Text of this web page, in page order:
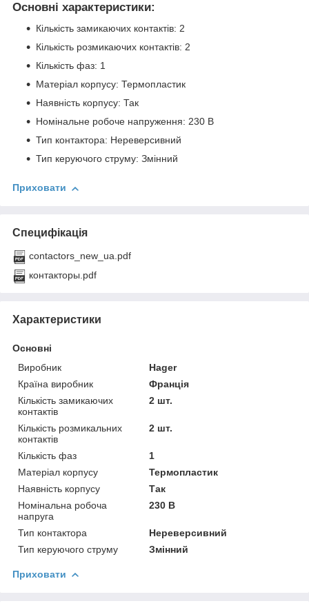
Основні характеристики:
Кількість замикаючих контактів: 2
Кількість розмикаючих контактів: 2
Кількість фаз: 1
Матеріал корпусу: Термопластик
Наявність корпусу: Так
Номінальне робоче напруження: 230 В
Тип контактора: Нереверсивний
Тип керуючого струму: Змінний
Приховати
Специфікація
contactors_new_ua.pdf
контакторы.pdf
Характеристики
Основні
Виробник
Hager
Країна виробник
Франція
Кількість замикаючих
контактів
2 шт.
Кількість розмикальних
контактів
2 шт.
Кількість фаз
1
Матеріал корпусу
Термопластик
Наявність корпусу
Так
Номінальна робоча
напруга
230 В
Тип контактора
Нереверсивний
Тип керуючого струму
Змінний
Приховати